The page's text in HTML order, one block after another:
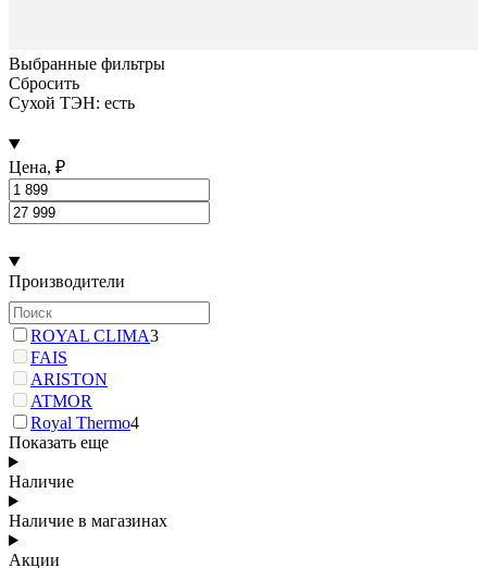
Выбранные фильтры
Сбросить
Сухой ТЭН: есть
Цена, ₽
Производители
ROYAL CLIMA3
FAIS
ARISTON
ATMOR
Royal Thermo4
Показать еще
Наличие
Наличие в магазинах
Акции